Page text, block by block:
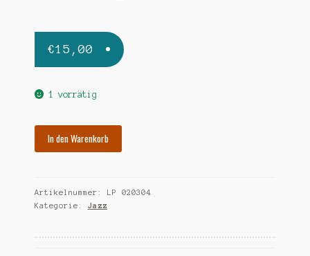
€15,00
1 vorrätig
era
1927-
volume
In den Warenkorb
Artikelnummer: LP 020304
Kategorie: Jazz